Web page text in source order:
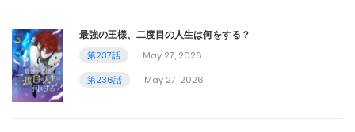
第19話
October 9, 2023
第18話
最強の王様、二度目の人生は何をする？
第237話
May 27, 2026
第236話
May 27, 2026